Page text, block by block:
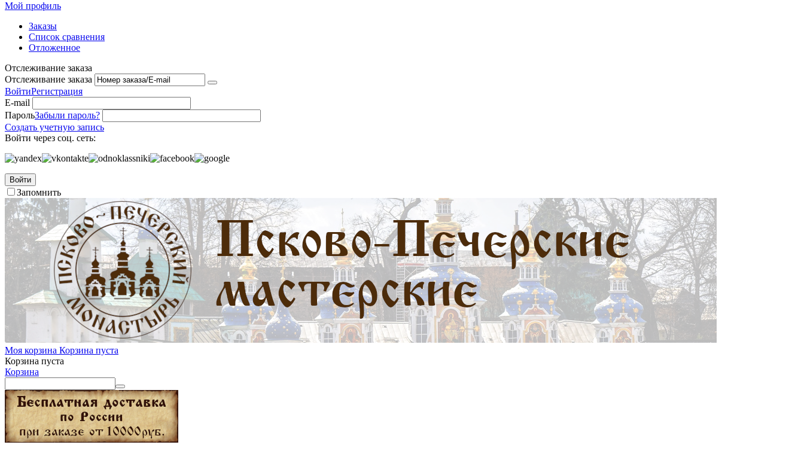
Мой профиль
Заказы
Список сравнения
Отложенное
Отслеживание заказа
Отслеживание заказа
ВойтиРегистрация
E-mail
ПарольЗабыли пароль?
Создать учетную запись
Войти через соц. сеть:
Войти
Запомнить
Моя корзина Корзина пуста
Корзина пуста
Корзина